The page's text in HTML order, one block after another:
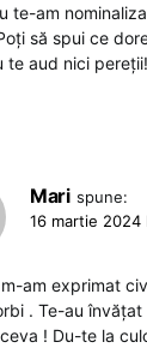
te-am
să spui ce
te aud nici pereții!
Mari spune:
16 martie 2024
m-am exprimat
. Te-au
! Du-te la